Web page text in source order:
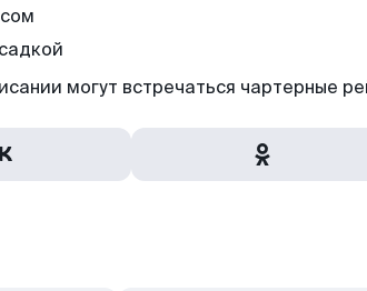
могут встречаться чартерные